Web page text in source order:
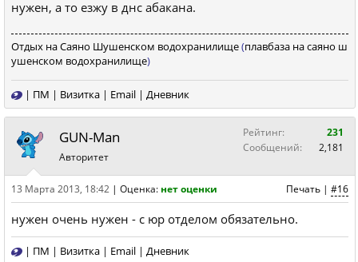
нужен, а то езжу в днс абакана.
Отдых на Саяно Шушенском водохранилище(плавбаза на саяно ш
ушенском водохранилище)
| ПМ | Визитка | Email | Дневник
GUN-Man
Авторитет
Рейтинг:
231
Сообщений:
2,181
Печать | #16
13 Марта 2013, 18:42 | Оценка: нет оценки
нужен очень нужен - с юр отделом обязательно.
| ПМ | Визитка | Email | Дневник